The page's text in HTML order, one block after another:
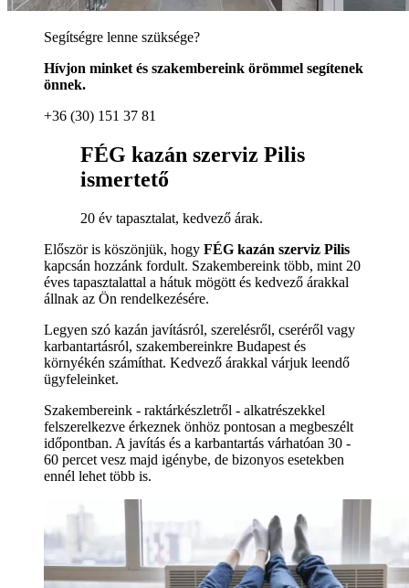
Segítségre lenne szüksége?
Hívjon minket és szakembereink örömmel segítenek
önnek.
+36 (30) 151 37 81
FÉG kazán szerviz Pilis
ismertető
20 év tapasztalat, kedvező árak.
Először is köszönjük, hogy FÉG kazán szerviz Pilis
kapcsán hozzánk fordult. Szakembereink több, mint 20
éves tapasztalattal a hátuk mögött és kedvező árakkal
állnak az Ön rendelkezésére.
Legyen szó kazán javításról, szerelésről, cseréről vagy
karbantartásról, szakembereinkre Budapest és
környékén számíthat. Kedvező árakkal várjuk leendő
ügyfeleinket.
Szakembereink - raktárkészletről - alkatrészekkel
felszerelkezve érkeznek önhöz pontosan a megbeszélt
időpontban. A javítás és a karbantartás várhatóan 30 -
60 percet vesz majd igénybe, de bizonyos esetekben
ennél lehet több is.